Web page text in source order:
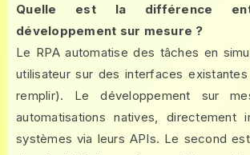
Quelle est la différence
développement sur mesure ?
Le RPA automatise des tâches en
utilisateur sur des interfaces
remplir). Le développement sur
automatisations natives, directement
systèmes via leurs APIs. Le second